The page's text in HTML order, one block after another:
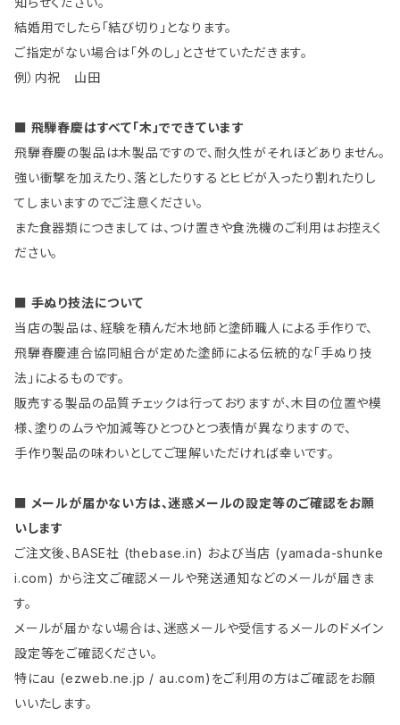
結婚用でしたら「結び切り」となります。
ご指定がない場合は「外のし」とさせていただきます。
例）内祝 山田
■ 飛騨春慶はすべて「木」でできています
飛騨春慶の製品は木製品ですので、耐久性がそれほどありません。
強い衝撃を加えたり、落としたりするとヒビが入ったり割れたりし
てしまいますのでご注意ください。
また食器類につきましては、つけ置きや食洗機のご利用はお控えく
ださい。
■ 手ぬり技法について
当店の製品は、経験を積んだ木地師と塗師職人による手作りで、
飛騨春慶連合協同組合が定めた塗師による伝統的な「手ぬり技
法」によるものです。
販売する製品の品質チェックは行っておりますが、木目の位置や模
様、塗りのムラや加減等ひとつひとつ表情が異なりますので、
手作り製品の味わいとしてご理解いただければ幸いです。
■ メールが届かない方は、迷惑メールの設定等のご確認をお願
いします
ご注文後、BASE社 (thebase.in) および当店 (yamada-shunke
i.com) から注文ご確認メールや発送通知などのメールが届きま
す。
メールが届かない場合は、迷惑メールや受信するメールのドメイン
設定等をご確認ください。
特にau (ezweb.ne.jp / au.com)をご利用の方はご確認をお願
いいたします。